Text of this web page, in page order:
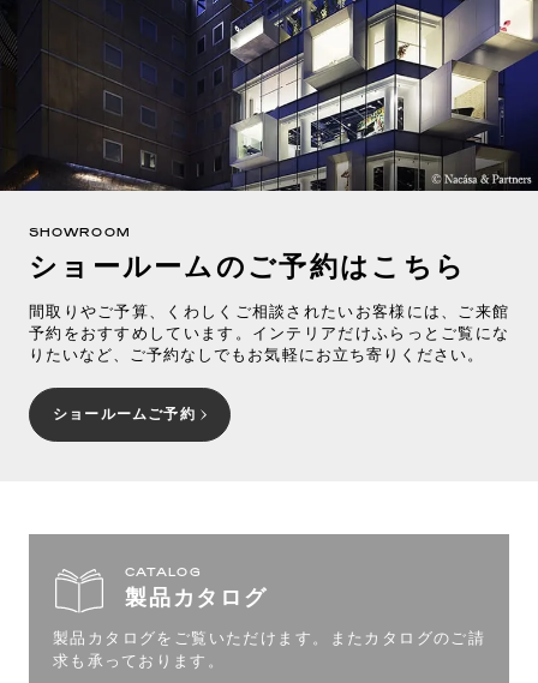
SHOWROOM
ショールームのご予約はこちら
間取りやご予算、くわしくご相談されたいお客様には、ご来館
予約をおすすめしています。インテリアだけふらっとご覧にな
りたいなど、ご予約なしでもお気軽にお立ち寄りください。
ショールームご予約
CATALOG
製品カタログ
製品カタログをご覧いただけます。
またカタログのご請
求も承っております。